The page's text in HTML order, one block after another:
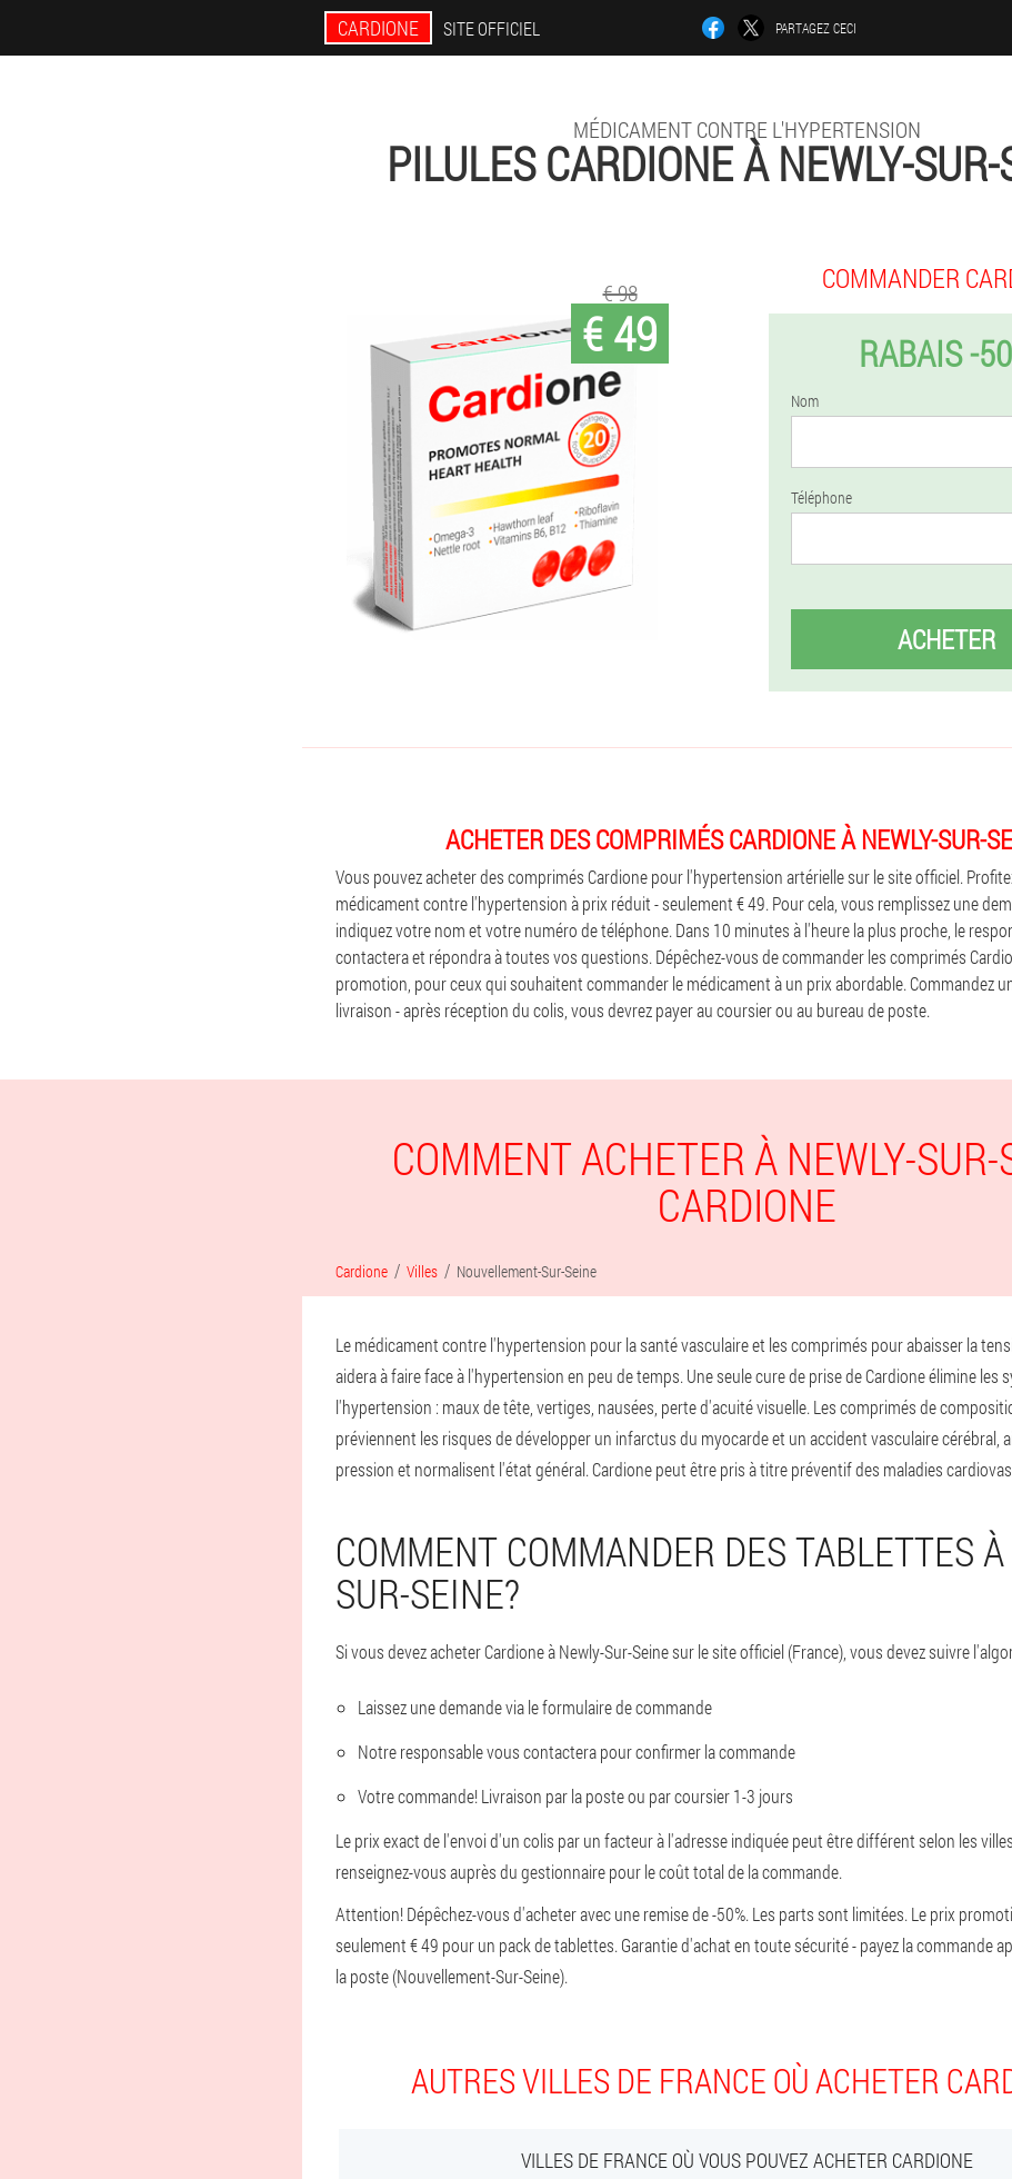
CARDIONE SITE OFFICIEL PARTAGEZ CECI
MÉDICAMENT CONTRE L'HYPERTENSION
PILULES CARDIONE À NEWLY-
€ 49
€ 98 COMMANDER
RABAIS -
Nom
Téléphone
ACHETER
ACHETER DES COMPRIMÉS CARDIONE À NEWLY-SUR-
Vous pouvez acheter des comprimés Cardione pour l'hypertension artérielle sur le site officiel.
médicament contre l'hypertension à prix réduit - seulement € 49. Pour cela, vous remplissez une
indiquez votre nom et votre numéro de téléphone. Dans 10 minutes à l'heure la plus proche, le
contactera et répondra à toutes vos questions. Dépêchez-vous de commander les comprimés
promotion, pour ceux qui souhaitent commander le médicament à un prix abordable. Commandez
livraison - après réception du colis, vous devrez payer au coursier ou au bureau de poste.
COMMENT ACHETER À NEWLY-
CARDIONE
Cardione Villes Nouvellement-Sur-Seine
Le médicament contre l'hypertension pour la santé vasculaire et les comprimés pour abaisser la
aidera à faire face à l'hypertension en peu de temps. Une seule cure de prise de Cardione élimine les
l'hypertension : maux de tête, vertiges, nausées, perte d'acuité visuelle. Les comprimés de
préviennent les risques de développer un infarctus du myocarde et un accident vasculaire cérébral,
pression et normalisent l'état général. Cardione peut être pris à titre préventif des maladies
COMMENT COMMANDER DES TABLETTES
SUR-SEINE?
Si vous devez acheter Cardione à Newly-Sur-Seine sur le site officiel (France), vous devez suivre
Laissez une demande via le formulaire de commande
Notre responsable vous contactera pour confirmer la commande
Votre commande! Livraison par la poste ou par coursier 1-3 jours
Le prix exact de l'envoi d'un colis par un facteur à l'adresse indiquée peut être différent selon les
renseignez-vous auprès du gestionnaire pour le coût total de la commande.
Attention! Dépêchez-vous d'acheter avec une remise de -50%. Les parts sont limitées. Le prix
seulement € 49 pour un pack de tablettes. Garantie d'achat en toute sécurité - payez la commande
la poste (Nouvellement-Sur-Seine).
AUTRES VILLES DE FRANCE OÙ ACHETER
VILLES DE FRANCE OÙ VOUS POUVEZ ACHETER CARDIONE